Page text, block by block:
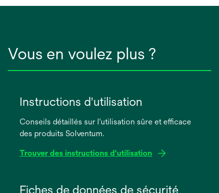
Vous en voulez plus ?
Instructions d'utilisation
Conseils détaillés sur l'utilisation sûre et efficace
des produits Solventum.
Trouver des instructions d'utilisation
dansFiches de données de sécurité